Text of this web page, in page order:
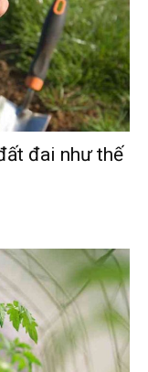
đai như thế